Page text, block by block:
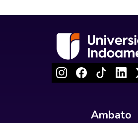
Ambato